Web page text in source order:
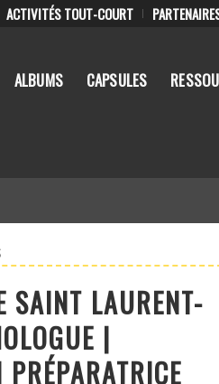
ACTIVITÉS TOUT-COURT
ALBUMS CAPSULES
SAINT LAURENT-
|